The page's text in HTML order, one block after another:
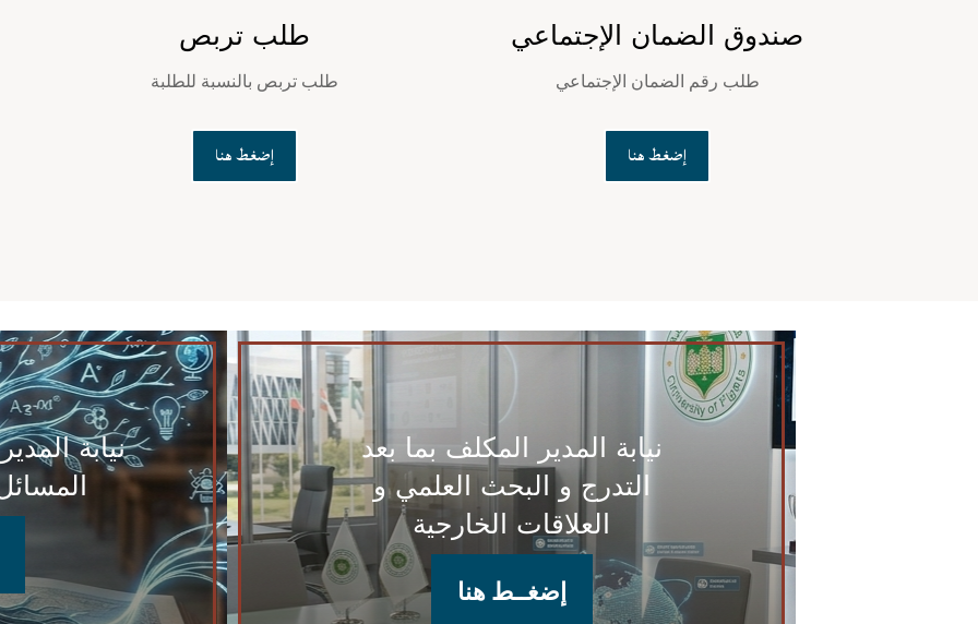
طلب تربص
طلب تربص بالنسبة للطلبة
إضغط هنا
صندوق الضمان الإجتماعي
طلب رقم الضمان الإجتماعي
إضغط هنا
نيابة المدير المكلف بما بعد
التدرج و البحث العلمي و
العلاقات الخارجية
إضغــط هنا
نيابة